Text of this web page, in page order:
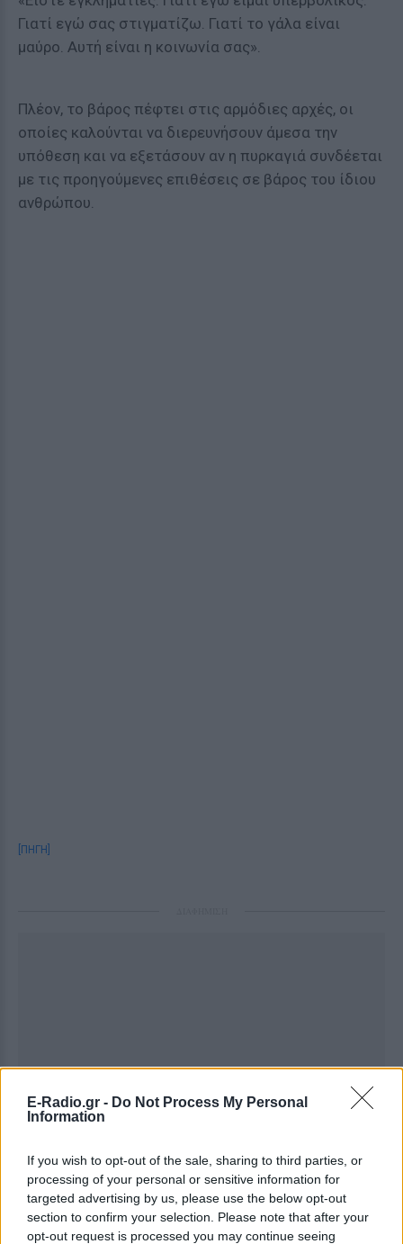
E-Radio.gr - Do Not Process My Personal
Information
If you wish to opt-out of the sale, sharing to third parties, or
processing of your personal or sensitive information for
targeted advertising by us, please use the below opt-out
section to confirm your selection. Please note that after your
opt-out request is processed you may continue seeing
Γιατί εγώ σας στιγματίζω. Γιατί το γάλα είναι
μαύρο. Αυτή είναι η κοινωνία σας».
Πλέον, το βάρος πέφτει στις αρμόδιες αρχές, οι
οποίες καλούνται να διερευνήσουν άμεσα την
υπόθεση και να εξετάσουν αν η πυρκαγιά συνδέεται
με τις προηγούμενες επιθέσεις σε βάρος του ίδιου
ανθρώπου.
[ΠΗΓΗ]